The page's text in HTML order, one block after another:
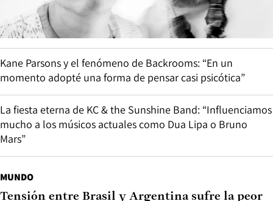
Kane Parsons y el fenómeno de Backrooms: “En un
momento adopté una forma de pensar casi psicótica”
La fiesta eterna de KC & the Sunshine Band: “Influenciamos
mucho a los músicos actuales como Dua Lipa o Bruno
Mars”
MUNDO
Tensión entre Brasil y Argentina sufre la peor